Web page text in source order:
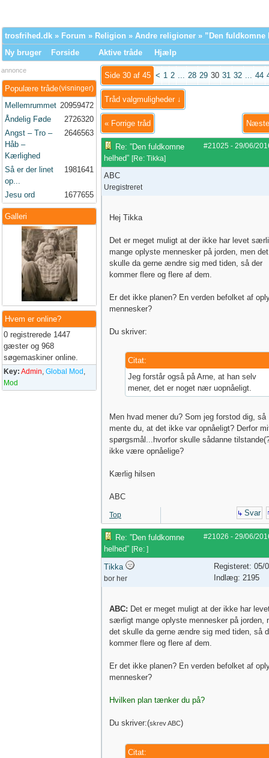
trosfrihed.dk » Forum » Religion » Andre religioner » ”Den fuldkomne
Ny bruger
Forside Aktive tråde Hjælp
annonce
(visninger)
Populære tråde
Mellemrummet 20959472
Åndelig Føde
2726320
Angst – Tro –
Håb –
Kærlighed
2646563
Så er der linet
op...
1981641
Jesu ord 1677655
Galleri
Hvem er online?
0 registrerede 1447
gæster og 968
søgemaskiner online.
Key: Admin, Global Mod ,
Mod
Side 30 af 45 < 1 2 ... 28 29 30 31 32 ... 44
Tråd valgmuligheder ↓
« Forrige tråd
#21025 - 29/06/
Re: ”Den fuldkomne
helhed” [Re: Tikka]
ABC
Uregistreret
Hej Tikka
Det er meget muligt at der ikke har levet
mange oplyste mennesker på jorden, men det
skulle da gerne ændre sig med tiden, så der
kommer flere og flere af dem.
Er det ikke planen? En verden befolket af
mennesker?
Du skriver:
Citat:
Jeg forstår også på Arne, at han selv
mener, det er noget nær uopnåeligt.
Men hvad mener du? Som jeg forstod dig, så
mente du, at det ikke var opnåeligt? Derfor
spørgsmål...hvorfor skulle sådanne
ikke være opnåelige?
Kærlig hilsen
ABC
Top Svar
#21026 - 29/06/
Re: ”Den fuldkomne
helhed” [Re: ]
Tikka
bor her
Registeret: 05/
Indlæg: 2195
ABC: Det er meget muligt at der ikke har
særligt mange oplyste mennesker på jorden,
det skulle da gerne ændre sig med tiden, så
kommer flere og flere af dem.
Er det ikke planen? En verden befolket af
mennesker?
Hvilken plan tænker du på?
Du skriver:(skrev ABC)
Citat: